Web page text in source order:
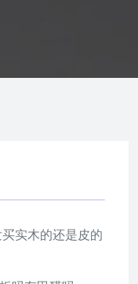
实木的还是皮的